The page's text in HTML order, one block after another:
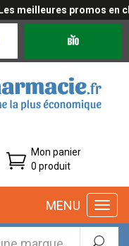
meilleures promos en
Mon panier
0 produit
MENU